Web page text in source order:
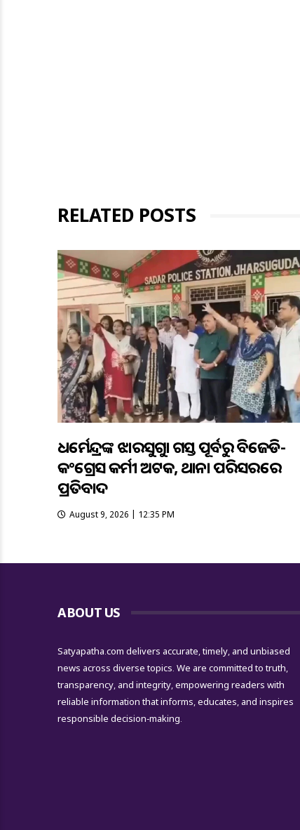
RELATED POSTS
ଧର୍ମେନ୍ଦ୍ରଙ୍କ ଝାରସୁଗୁଡ଼ା ଗସ୍ତ ପୂର୍ବରୁ ବିଜେଡି-
କଂଗ୍ରେସ କର୍ମୀ ଅଟକ, ଥାନା ପରିସରରେ
ପ୍ରତିବାଦ
August 9, 2026 | 12:35 PM
ABOUT US
Satyapatha.com delivers accurate, timely, and unbiased
news across diverse topics. We are committed to truth,
transparency, and integrity, empowering readers with
reliable information that informs, educates, and inspires
responsible decision-making.